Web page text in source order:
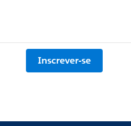
Inscrever-se